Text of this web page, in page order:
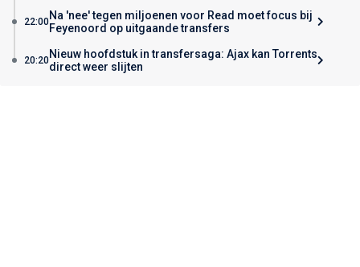
22:00Na 'nee' tegen miljoenen voor Read moet focus bij
Feyenoord op uitgaande transfers
20:20Nieuw hoofdstuk in transfersaga: Ajax kan Torrents
direct weer slijten